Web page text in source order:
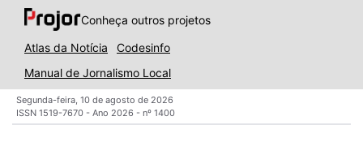
Conheça outros projetos
Atlas da Notícia
Codesinfo
Manual de Jornalismo Local
Segunda-feira, 10 de agosto de 2026
ISSN 1519-7670 - Ano 2026 - nº 1400